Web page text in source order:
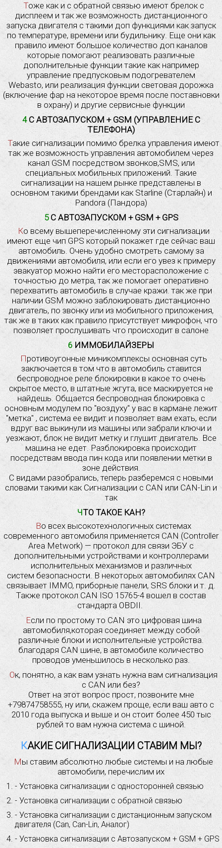
Тоже как и с обратной связью имеют брелок с
дисплеем и так же возможность дистанционного
запуска двигателя с такими доп функциями как запуск
по температуре, времени или будильнику. Еще они как
правило имеют большое количество доп каналов
которые помогают реализовать различные
дополнительные функции такие как например
управление предпусковым подогревателем
Webasto, или реализация функции световая дорожка
(включение фар на некоторое время после поставновки
в охрану) и другие сервисные функции
4 С АВТОЗАПУСКОМ + GSM (УПРАВЛЕНИЕ С
ТЕЛЕФОНА)
Такие сигнализации помимо брелка управления имеют
так же возможность управления автомобилем через
канал GSM посредством звонков,SMS, или
специальных мобильных приложений. Такие
сигнализации на нашем рынке представлены в
основном такими брендами как Starline (Старлайн) и
Pandora (Пандора)
5 С АВТОЗАПУСКОМ + GSM + GPS
Ко всему вышеперечисленному эти сигнализации
имеют еще чип GPS который покажет где сейчас ваш
автомобиль. Очень удобно смотреть самому за
движениями автомобиля, или если его увез к примеру
эвакуатор можно найти его месторасположение с
точностью до метра, так же помогает оперативно
перехватить автомобиль в случае кражи. так же при
наличии GSM можно заблокировать дистанционно
двигатель, по звонку или из мобильного приложения,
так же в таких как правило присутствует микрофон, что
позволяет прослушивать что происходит в салоне
6 ИММОБИЛАЙЗЕРЫ
Противоугонные миникомплексы основная суть
заключается в том что в автомобиль ставится
беспроводное реле блокировки в какое то очень
скрытое место, в штатные жгута, все маскируется не
найдешь. Общается беспроводная блокировка с
основным модулем по "воздуху" у вас в кармане лежит
"метка" , система ее видит и позволяет вам ехать, если
вдруг вас выкинули из машины или забрали ключи и
уезжают, блок не видит метку и глушит двигатель. Все
машина не едет. Разблокировка происходит
посредствам ввода пин кода или появлении метки в
зоне действия.
С видами разобрались, теперь разберемся с новыми
словами такими как Сигнализации с CAN или CAN-Lin и
так
ЧТО ТАКОЕ КАН?
Во всех высокотехнологичных системах
современного автомобиля применяется CAN (Controller
Area Metwork) — протокол для связи ЭБУ с
дополнительными устройствами и контроллерами
исполнительных механизмов и различных
систем безопасности. В некоторых автомобилях CAN
связывает IMMO, приборные панели, SRS блоки и т. д.
Также протокол CAN ISO 15765-4 вошел в состав
стандарта OBDII.
Если по простому то CAN это цифровая шина
автомобиля,которая соединяет между собой
различные блоки и исполнительные устройства.
благодаря CAN шине, в автомобиле количество
проводов уменьшилось в несколько раз.
Ок, понятно, а как вам узнать нужна вам сигнализация
с CAN или без?
Ответ на этот вопрос прост, позвоните мне
+79874758555, ну или, скажем проще, если ваш авто с
2010 года выпуска и выше и он стоит более 450 тыс
рублей то вам нужна система с шиной.
КАКИЕ СИГНАЛИЗАЦИИ СТАВИМ МЫ?
Мы ставим абсолютно любые системы и на любые
автомобили, перечислим их
- Установка сигнализации с односторонней связью
- Установка сигнализации с обратной связью
- Установка сигнализации с дистанционным запуском
двигателя (Can, Can-Lin, Аналог)
- Установка сигнализации с Автозапуском + GSM + GPS